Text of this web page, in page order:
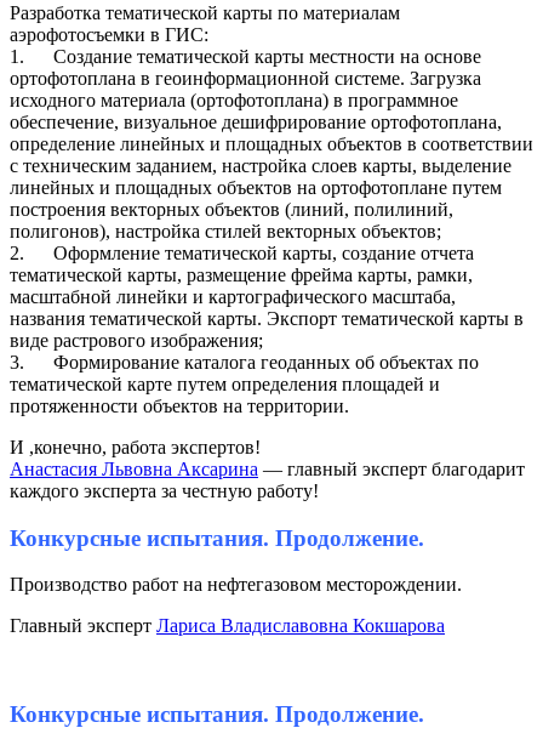
Разработка тематической карты по материалам
аэрофотосъемки в ГИС:
1. Создание тематической карты местности на основе
ортофотоплана в геоинформационной системе. Загрузка
исходного материала (ортофотоплана) в программное
обеспечение, визуальное дешифрирование ортофотоплана,
определение линейных и площадных объектов в соответствии
с техническим заданием, настройка слоев карты, выделение
линейных и площадных объектов на ортофотоплане путем
построения векторных объектов (линий, полилиний,
полигонов), настройка стилей векторных объектов;
2. Оформление тематической карты, создание отчета
тематической карты, размещение фрейма карты, рамки,
масштабной линейки и картографического масштаба,
названия тематической карты. Экспорт тематической карты в
виде растрового изображения;
3. Формирование каталога геоданных об объектах по
тематической карте путем определения площадей и
протяженности объектов на территории.
И ,конечно, работа экспертов!
Анастасия Львовна Аксарина — главный эксперт благодарит
каждого эксперта за честную работу!
Конкурсные испытания. Продолжение.
Производство работ на нефтегазовом месторождении.
Главный эксперт Лариса Владиславовна Кокшарова
Конкурсные испытания. Продолжение.